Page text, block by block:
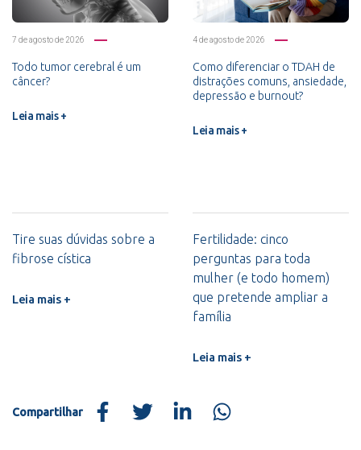
7 de agosto de 2026
Todo tumor cerebral é um
câncer?
Leia mais +
4 de agosto de 2026
Como diferenciar o TDAH de
distrações comuns, ansiedade,
depressão e burnout?
Leia mais +
Tire suas dúvidas sobre a
fibrose cística
Leia mais +
Fertilidade: cinco
perguntas para toda
mulher (e todo homem)
que pretende ampliar a
família
Leia mais +
Compartilhar